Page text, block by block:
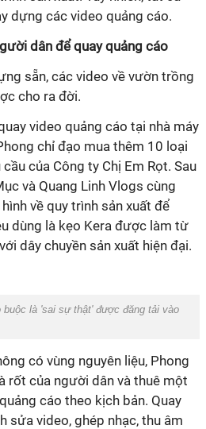
dựng các video quảng cáo.
dân để quay quảng cáo
sẵn, các video về vườn trồng
cho ra đời.
video quảng cáo tại nhà máy
chỉ đạo mua thêm 10 loại
của Công ty Chị Em Rọt. Sau
và Quang Linh Vlogs cùng
về quy trình sản xuất để
dùng là kẹo Kera được làm từ
dây chuyền sản xuất hiện đại.
là 'sai sự thật' được đăng tải vào
có vùng nguyên liệu, Phong
rốt của người dân và thuê một
cáo theo kịch bản. Quay
sửa video, ghép nhạc, thu âm